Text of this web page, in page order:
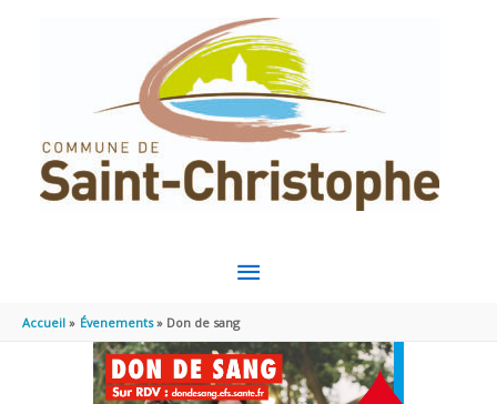
MENU
PRINCIPAL
Accueil Évenements Don de sang